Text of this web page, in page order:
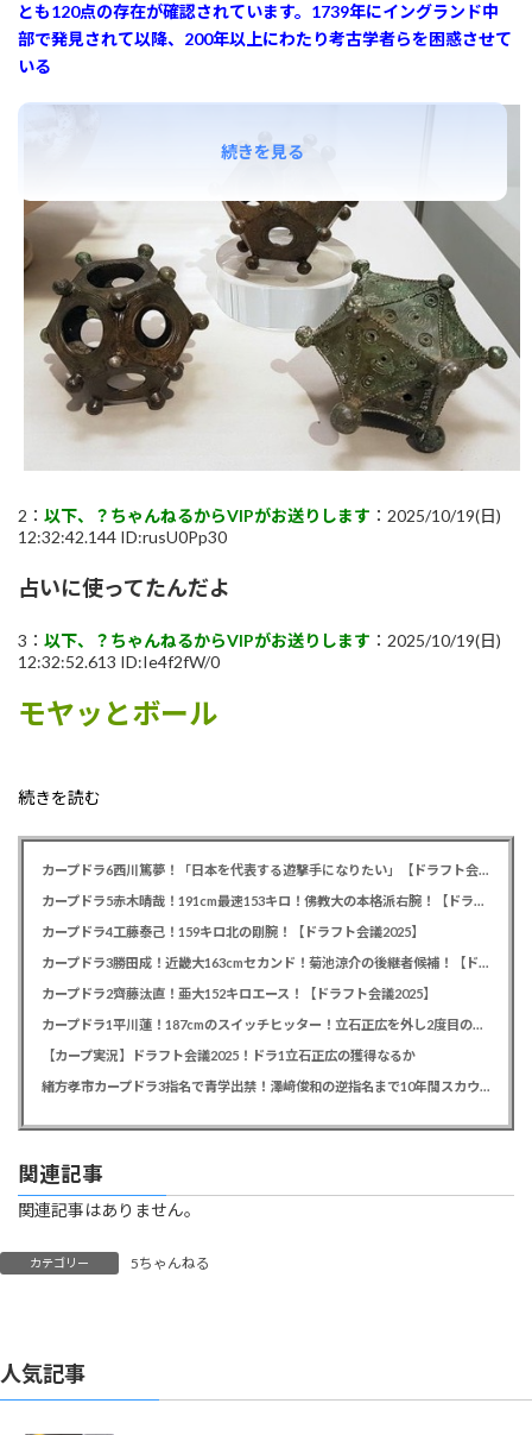
とも120点の存在が確認されています。1739年にイングランド中
部で発見されて以降、200年以上にわたり考古学者らを困惑させて
いる
2： 以下、？ちゃんねるからVIPがお送りします ：2025/10/19(日)
12:32:42.144 ID:rusU0Pp30
占いに使ってたんだよ
3： 以下、？ちゃんねるからVIPがお送りします ：2025/10/19(日)
12:32:52.613 ID:Ie4f2fW/0
モヤッとボール
続きを読む
続きを見る
カープドラ6西川篤夢！「日本を代表する遊撃手になりたい」【ドラフト会議2025】
カープドラ5赤木晴哉！191cm最速153キロ！佛教大の本格派右腕！【ドラフト会議2025】
カープドラ4工藤泰己！159キロ北の剛腕！【ドラフト会議2025】
カープドラ3勝田成！近畿大163cmセカンド！菊池涼介の後継者候補！【ドラフト会議2025】
カープドラ2齊藤汰直！亜大152キロエース！【ドラフト会議2025】
カープドラ1平川蓮！187cmのスイッチヒッター！立石正広を外し2度目の重複も新井監督がクジを引き当てる！【ドラフト会議2025】
【カープ実況】ドラフト会議2025！ドラ1立石正広の獲得なるか
緒方孝市カープドラ3指名で青学出禁！澤﨑俊和の逆指名まで10年間スカウト出禁
関連記事
関連記事はありません。
カテゴリー 5ちゃんねる
人気記事